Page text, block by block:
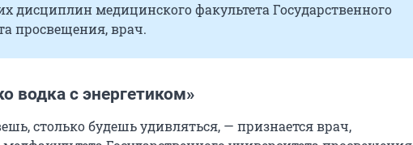
дисциплин медицинского факультета Государственного
просвещения, врач.
водка с энергетиком»
столько будешь удивляться, — признается врач,